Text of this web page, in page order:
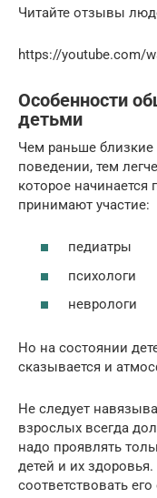
Читайте отзывы
https://youtube.com/
Особенности
детьми
Чем раньше близкие
поведении, тем
которое
принимают участие:
педиатры
психологи
неврологи
Но на состоянии
сказывается и
Не следует
взрослых всегда
надо проявлять
детей и их
соответствовать